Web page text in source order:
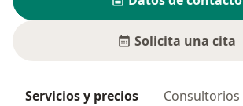
Solicita una cita
Servicios y precios Consultorios